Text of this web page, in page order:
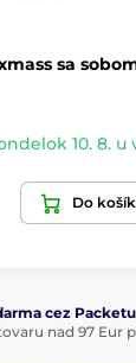
sa
10. 8. u
Do
cez
nad 97 Eur